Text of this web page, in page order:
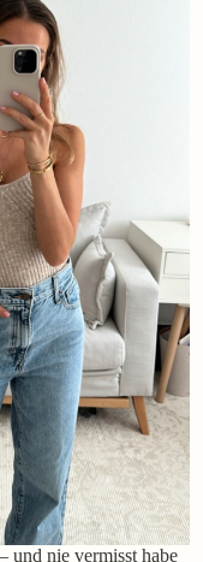
und nie vermisst habe